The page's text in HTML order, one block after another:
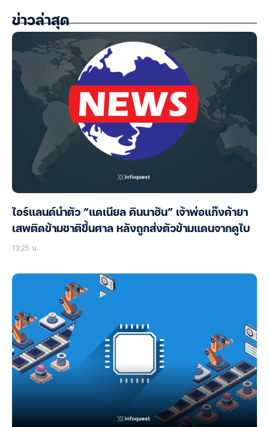
ข่าวล่าสุด
ไอร์แลนด์นำตัว “แดเนียล คินนาฮัน” เจ้าพ่อแก๊งค้ายา
เสพติดข้ามชาติขึ้นศาล หลังถูกส่งตัวข้ามแดนจากดูไบ
13:25 น.